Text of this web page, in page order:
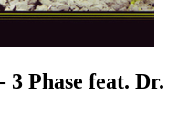
Phase feat. Dr.